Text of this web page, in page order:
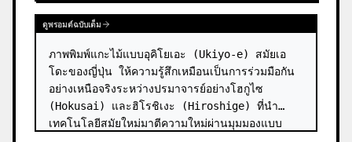
ดูพรอมต์ฉบับเต็ม
ภาพพิมพ์แกะไม้แบบอุคิโยเอะ (Ukiyo-e) สมัยเอ
โดะของญี่ปุ่น ให้ความรู้สึกเหมือนเป็นการร่วมมือกัน
อย่างเหนือจริงระหว่างปรมาจารย์อย่างโฮกูไซ
(Hokusai) และฮิโรชิเงะ (Hiroshige) ที่นำ
เทคโนโลยีสมัยใหม่มาตีความใหม่ผ่านมุมมองแบบ